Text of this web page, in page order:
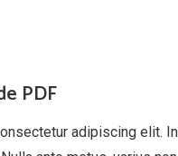
PDF
adipiscing elit.